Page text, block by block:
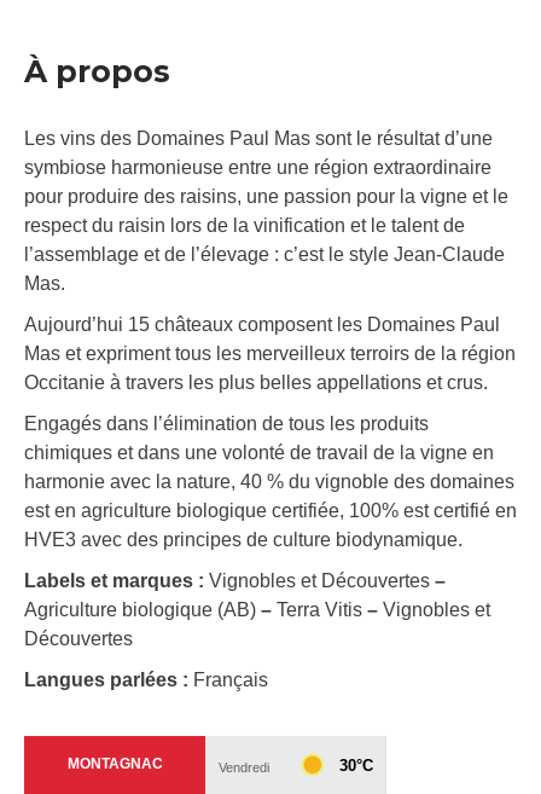
À propos
Les vins des Domaines Paul Mas sont le résultat d’une
symbiose harmonieuse entre une région extraordinaire
pour produire des raisins, une passion pour la vigne et le
respect du raisin lors de la vinification et le talent de
l’assemblage et de l’élevage : c’est le style Jean-Claude
Mas.
Aujourd’hui 15 châteaux composent les Domaines Paul
Mas et expriment tous les merveilleux terroirs de la région
Occitanie à travers les plus belles appellations et crus.
Engagés dans l’élimination de tous les produits
chimiques et dans une volonté de travail de la vigne en
harmonie avec la nature, 40 % du vignoble des domaines
est en agriculture biologique certifiée, 100% est certifié en
HVE3 avec des principes de culture biodynamique.
Labels et marques : Vignobles et Découvertes –
Agriculture biologique (AB) – Terra Vitis – Vignobles et
Découvertes
Langues parlées : Français